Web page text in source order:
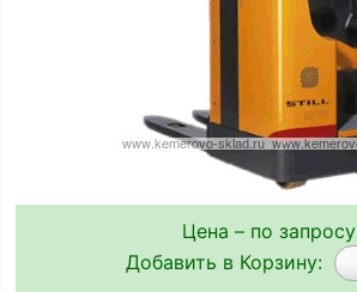
Цена – по запросу
Добавить в Корзину: